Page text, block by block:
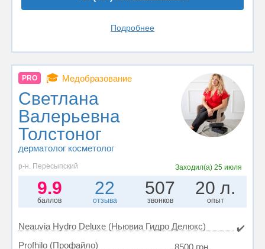
Подробнее
PRO 🎓 Медобразование
Светлана
Валерьевна
Толстоног
дерматолог косметолог
р-н. Пересыпский Заходил(а)25 июля
9.9
баллов
22
отзыва
507
звонков
20 л.
опыт
Neauvia Hydro Deluxe (Ньювиа Гидро Делюкс)
✔️
Profhilo (Профайло)